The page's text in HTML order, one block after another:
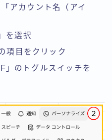
アカウント名（アイ
を選択
項目をクリック
」のトグルスイッチを